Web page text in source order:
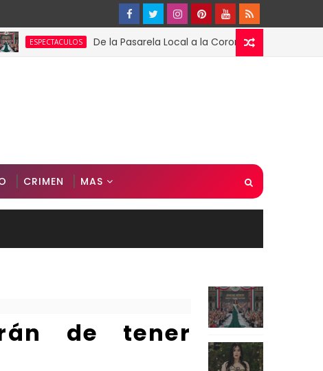
De la Pasarela Local a la Corona Global: El Triunfo de
CRIMEN MAS
de tener